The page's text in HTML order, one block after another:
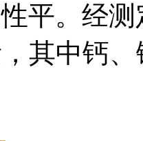
平。经
其中钙